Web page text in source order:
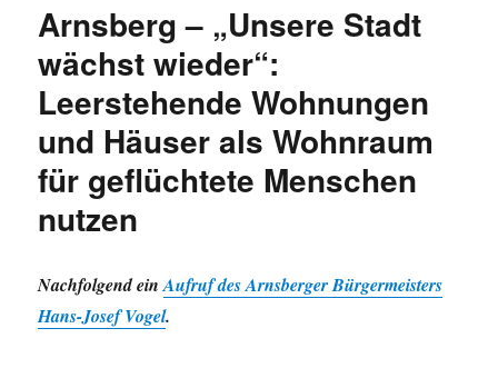
Konferenz
mit
den
Arnsberg – „Unsere Stadt
wächst wieder“:
Leerstehende Wohnungen
und Häuser als Wohnraum
für geflüchtete Menschen
nutzen
Nachfolgend einAufruf des Arnsberger Bürgermeisters
Hans-Josef Vogel.